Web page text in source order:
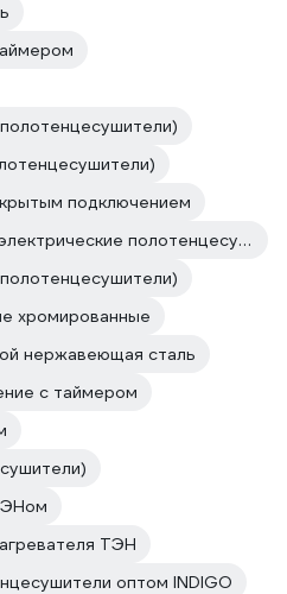
подключением
Из нержавеющей стали (электрические полотенцесушители)
хромированные
нержавеющая сталь
с таймером
ТЭН
оптом INDIGO